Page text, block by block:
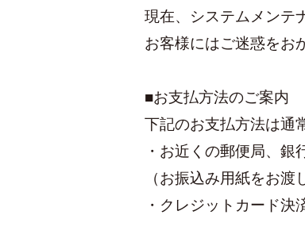
現在、システムメンテ
お客様にはご迷惑をお
■お支払方法のご案内
下記のお支払方法は通
・お近くの郵便局、
（お振込み用紙をお
・クレジットカード決